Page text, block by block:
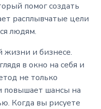
помог создать
расплывчатые цели
людям.
жизни и бизнесе.
в окно на себя и
не только
повышает шансы на
Когда вы рисуете